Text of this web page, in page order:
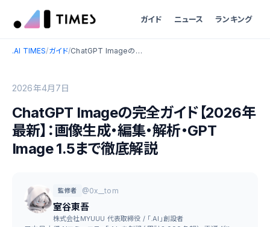
ガイド ニュース ランキング
.AI TIMES/ガイド/ ChatGPT Imageの完全ガイド【2026年最新】：画像生成・編集・解析・GPT Image 1.5まで徹底解説
2026年4月7日
ChatGPT Imageの完全ガイド【2026年
最新】：画像生成・編集・解析・GPT
Image 1.5まで徹底解説
監修者 @0x__tom
室谷東吾
株式会社MYUUU 代表取締役 / 「.AI」創設者